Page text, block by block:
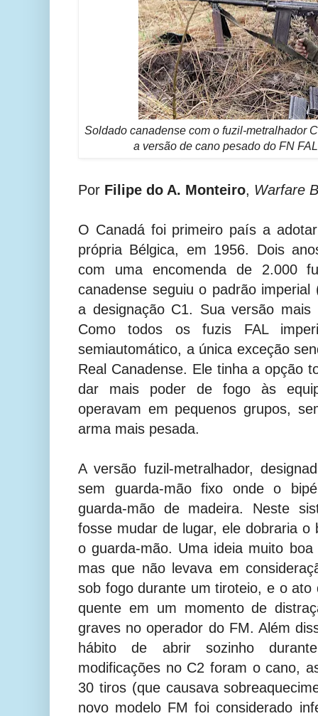
Soldado canadense com o fuzil-metralhador
a versão de cano pesado do FN
Por Filipe do A. Monteiro, Warfare
O Canadá foi primeiro país a
própria Bélgica, em 1956. Dois
com uma encomenda de 2.000
canadense seguiu o padrão imperial
a designação C1. Sua versão
Como todos os fuzis FAL
semiautomático, a única exceção
Real Canadense. Ele tinha a opção
dar mais poder de fogo às
operavam em pequenos grupos,
arma mais pesada.
A versão fuzil-metralhador,
sem guarda-mão fixo onde o
guarda-mão de madeira. Neste
fosse mudar de lugar, ele dobraria o
o guarda-mão. Uma ideia muito
mas que não levava em
sob fogo durante um tiroteio, e o
quente em um momento de
graves no operador do FM. Além
hábito de abrir sozinho
modificações no C2 foram o cano,
30 tiros (que causava
novo modelo FM foi considerado